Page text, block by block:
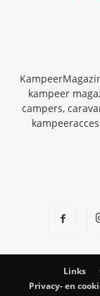
kampeer
campers,
Links
Privacy- en